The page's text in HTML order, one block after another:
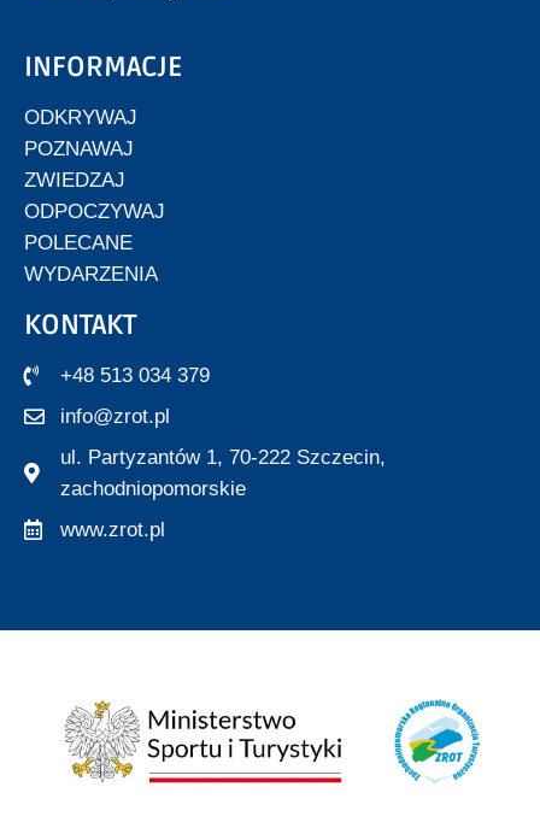
INFORMACJE
ODKRYWAJ
POZNAWAJ
ZWIEDZAJ
ODPOCZYWAJ
POLECANE
WYDARZENIA
KONTAKT
+48 513 034 379
info@zrot.pl
ul. Partyzantów 1, 70-222 Szczecin,
zachodniopomorskie
www.zrot.pl